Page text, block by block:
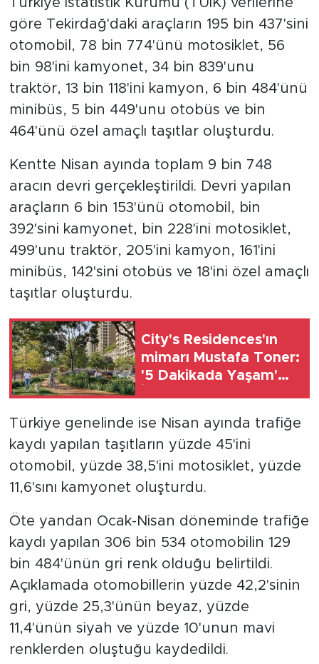
göre Tekirdağ'daki araçların 195 bin 437'sini
otomobil, 78 bin 774'ünü motosiklet, 56
bin 98'ini kamyonet, 34 bin 839'unu
traktör, 13 bin 118'ini kamyon, 6 bin 484'ünü
minibüs, 5 bin 449'unu otobüs ve bin
464'ünü özel amaçlı taşıtlar oluşturdu.
Kentte Nisan ayında toplam 9 bin 748
aracın devri gerçekleştirildi. Devri yapılan
araçların 6 bin 153'ünü otomobil, bin
392'sini kamyonet, bin 228'ini motosiklet,
499'unu traktör, 205'ini kamyon, 161'ini
minibüs, 142'sini otobüs ve 18'ini özel amaçlı
taşıtlar oluşturdu.
City's Residences'ın
mimarı Mustafa Toner:
'5 Dakikada Yaşam'
Türkiye genelinde ise Nisan ayında trafiğe
kaydı yapılan taşıtların yüzde 45'ini
otomobil, yüzde 38,5'ini motosiklet, yüzde
11,6'sını kamyonet oluşturdu.
Öte yandan Ocak-Nisan döneminde trafiğe
kaydı yapılan 306 bin 534 otomobilin 129
bin 484'ünün gri renk olduğu belirtildi.
Açıklamada otomobillerin yüzde 42,2'sinin
gri, yüzde 25,3'ünün beyaz, yüzde
11,4'ünün siyah ve yüzde 10'unun mavi
renklerden oluştuğu kaydedildi.